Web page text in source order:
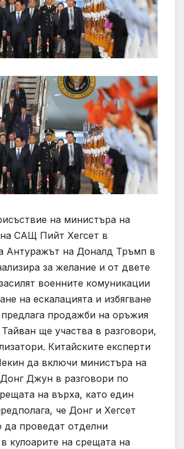
на министъра на
САЩ Пийт Хегсет в
Антуражът на Доналд Тръмп в
за желание и от двете
военните комуникации
на ескалацията и избягване
продажби на оръжия
ще участва в разговори,
Китайските експерти
да включи министъра на
Джун в разговори по
на върха, като един
че Донг и Хегсет
проведат отделни
кулоарите на срещата на